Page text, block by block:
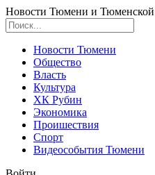
Новости Тюмени и Тюменской
Новости Тюмени
Общество
Власть
Культура
ХК Рубин
Экономика
Проишествия
Спорт
Видеособытия Тюмени